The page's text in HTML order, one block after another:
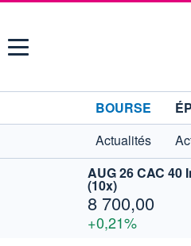
Menu
BOURSE
Actualités
AUG 26 CAC 40
(10x)
8 700,00
+0,21%